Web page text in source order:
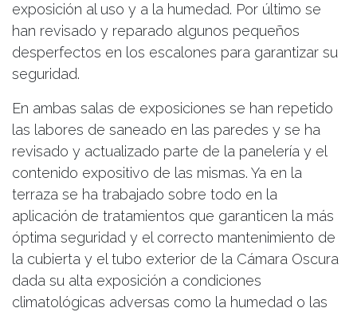
exposición al uso y a la humedad. Por último se
han revisado y reparado algunos pequeños
desperfectos en los escalones para garantizar su
seguridad.
En ambas salas de exposiciones se han repetido
las labores de saneado en las paredes y se ha
revisado y actualizado parte de la panelería y el
contenido expositivo de las mismas. Ya en la
terraza se ha trabajado sobre todo en la
aplicación de tratamientos que garanticen la más
óptima seguridad y el correcto mantenimiento de
la cubierta y el tubo exterior de la Cámara Oscura
dada su alta exposición a condiciones
climatológicas adversas como la humedad o las